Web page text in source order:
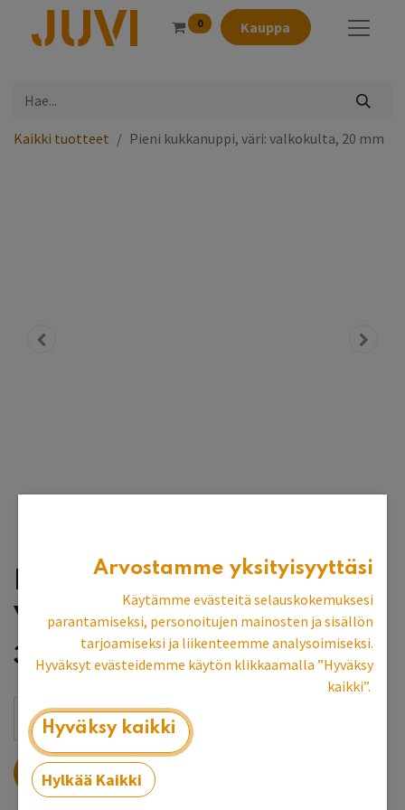
0 Kauppa
Kaikki tuotteet Pieni kukkanuppi, väri: valkokulta, 20 mm
Pieni kukkanuppi, väri:
valkokulta, 20 mm
3,98€
LISÄÄ OSTOSKORIIN
Arvostamme yksityisyyttäsi
Käytämme evästeitä selauskokemuksesi
parantamiseksi, personoitujen mainosten ja sisällön
tarjoamiseksi ja liikenteemme analysoimiseksi.
Hyväksyt evästeidemme käytön klikkaamalla ”Hyväksy
kaikki”.
Hyväksy kaikki
Hylkää Kaikki